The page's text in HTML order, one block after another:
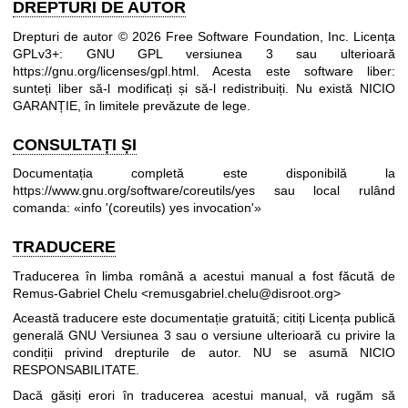
DREPTURI DE AUTOR
Drepturi de autor © 2026 Free Software Foundation, Inc. Licența
GPLv3+: GNU GPL versiunea 3 sau ulterioară
https://gnu.org/licenses/gpl.html .Acesta este software liber:
sunteți liber să-l modificați și să-l redistribuiți. Nu există NICIO
GARANȚIE, în limitele prevăzute de lege.
CONSULTAȚI ȘI
Documentația completă este disponibilă la
https://www.gnu.org/software/coreutils/yes
sau local rulând
comanda: «info '(coreutils) yes invocation'»
TRADUCERE
Traducerea în limba română a acestui manual a fost făcută de
Remus-Gabriel Chelu <remusgabriel.chelu@disroot.org>
Această traducere este documentație gratuită; citiți Licența publică
generală GNU Versiunea 3 sau o versiune ulterioară cu privire la
condiții privind drepturile de autor. NU se asumă NICIO
RESPONSABILITATE.
Dacă găsiți erori în traducerea acestui manual, vă rugăm să